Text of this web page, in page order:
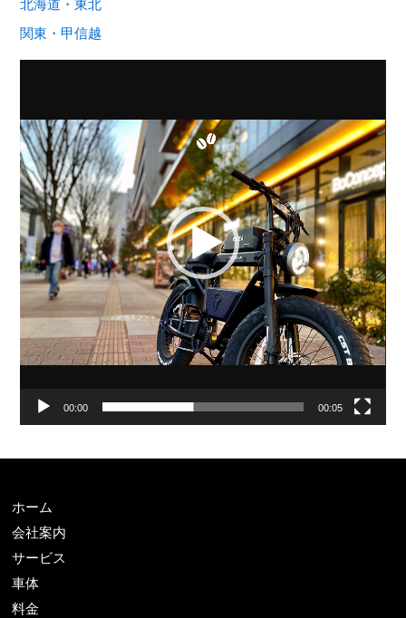
北海道・東北
関東・甲信越
プ
レ
ー
ヤ
ー
00:00 00:05
ホーム
会社案内
サービス
車体
料金